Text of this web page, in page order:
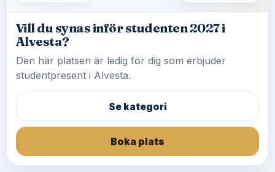
Vill du synas inför studenten 2027 i
Alvesta?
Den här platsen är ledig för dig som erbjuder
studentpresent i Alvesta.
Se kategori
Boka plats